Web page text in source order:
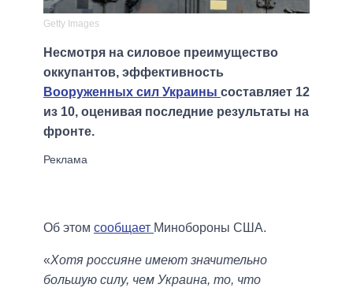
Getty Images
Несмотря на силовое преимущество
оккупантов, эффективность
Вооруженных сил Украины составляет 12
из 10, оценивая последние результаты на
фронте.
Об этом сообщает Минобороны США.
«Хотя россияне имеют значительно
большую силу, чем Украина, то, что